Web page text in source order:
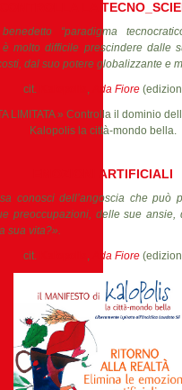
CONTROLLA LA
“paradigma
molto difficile prescindere dalle
dal suo potere globalizzante e
cit.
, Ada Fiore
EMOZIONI ARTIFICIALI
conosci dell’angoscia che può
preoccupazioni, delle sue
sua vita?».
cit.
, Ada Fiore